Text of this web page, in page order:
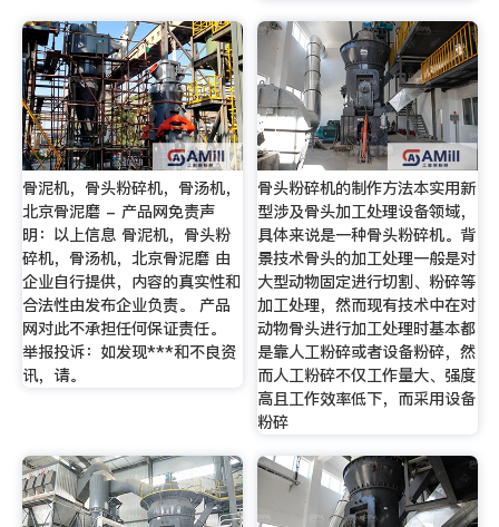
骨泥机，骨头粉碎机，骨汤机，
北京骨泥磨 - 产品网免责声
明：以上信息 骨泥机，骨头粉
碎机，骨汤机，北京骨泥磨 由
企业自行提供，内容的真实性和
合法性由发布企业负责。 产品
网对此不承担任何保证责任。
举报投诉：如发现***和不良资
讯，请。
骨头粉碎机的制作方法本实用新
型涉及骨头加工处理设备领域，
具体来说是一种骨头粉碎机。背
景技术骨头的加工处理一般是对
大型动物固定进行切割、粉碎等
加工处理，然而现有技术中在对
动物骨头进行加工处理时基本都
是靠人工粉碎或者设备粉碎，然
而人工粉碎不仅工作量大、强度
高且工作效率低下，而采用设备
粉碎